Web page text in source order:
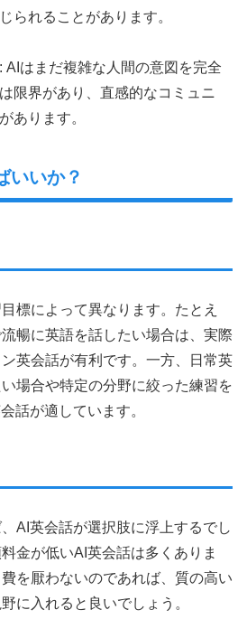
られることがあります。
: AIはまだ複雑な人間の意図を完全
限界があり、直感的なコミュニ
あります。
いいか？
標によって異なります。たとえ
暢に英語を話したい場合は、実際
英会話が有利です。一方、日常英
場合や特定の分野に絞った練習を
話が適しています。
AI英会話が選択肢に浮上するでし
金が低いAI英会話は多くありま
を厭わないのであれば、質の高い
に入れると良いでしょう。